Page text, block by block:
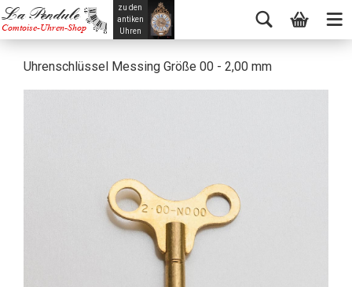
La Pendule
Comtoise-Uhren-Shop
zu den
antiken
Uhren
Uhrenschlüssel Messing Größe 00 - 2,00 mm